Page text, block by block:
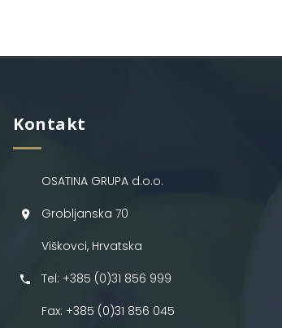
Kontakt
OSATINA GRUPA d.o.o.
Grobljanska 70
Viškovci, Hrvatska
Tel: +385 (0)31 856 999
Fax: +385 (0)31 856 045